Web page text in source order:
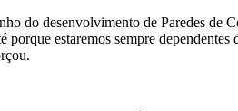
do desenvolvimento de Paredes de
estaremos sempre dependentes